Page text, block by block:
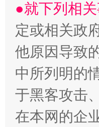
●就下列相
定或相关政
他原因导致
中所列明的
于黑客攻击
在本网的企